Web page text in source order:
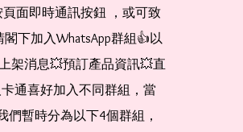
頁面即時通訊按鈕 ，或可致
下加入WhatsApp群組👍以
架消息💥預訂產品資訊💥直
通喜好加入不同群組，當
暫時分為以下4個群組，